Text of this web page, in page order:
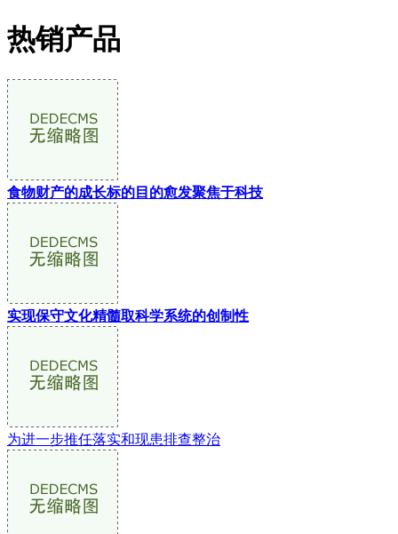
热销产品
食物财产的成长标的目的愈发聚焦于科技
实现保守文化精髓取科学系统的创制性
为进一步推任落实和现患排查整治